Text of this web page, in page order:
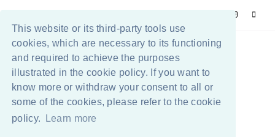
This website or its third-party tools use
cookies, which are necessary to its functioning
and required to achieve the purposes
illustrated in the cookie policy. If you want to
know more or withdraw your consent to all or
some of the cookies, please refer to the cookie
policy.
Learn more